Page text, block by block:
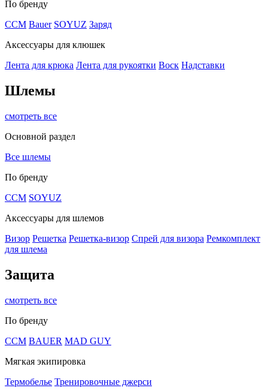
По бренду
CCM Bauer SOYUZ Заряд
Аксессуары для клюшек
Лента для крюка Лента для рукоятки Воск Надставки
Шлемы
смотреть все
Основной раздел
Все шлемы
По бренду
CCM SOYUZ
Аксессуары для шлемов
Визор Решетка Решетка-визор Спрей для визора Ремкомплект
для шлема
Защита
смотреть все
По бренду
CCM BAUER MAD GUY
Мягкая экипировка
Термобелье Тренировочные джерси